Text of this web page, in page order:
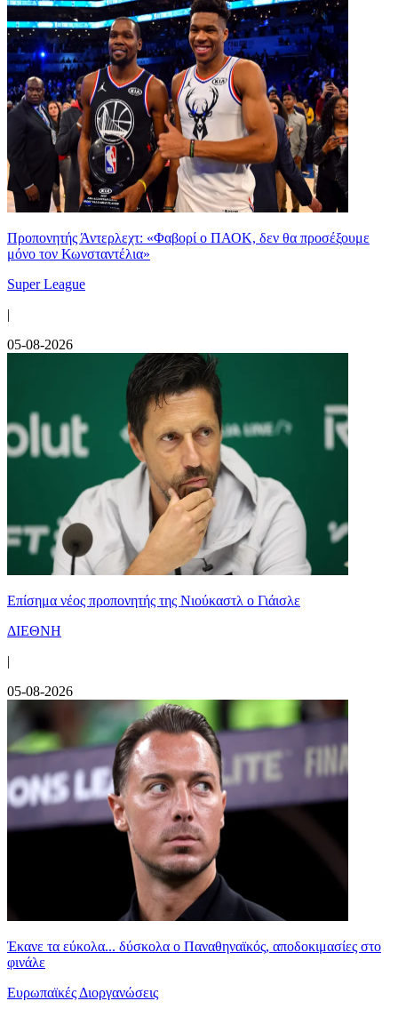
Προπονητής Άντερλεχτ: «Φαβορί ο ΠΑΟΚ, δεν θα προσέξουμε
μόνο τον Κωνσταντέλια»
Super League
|
05-08-2026
Επίσημα νέος προπονητής της Νιούκαστλ ο Γιάισλε
ΔΙΕΘΝΗ
|
05-08-2026
Έκανε τα εύκολα... δύσκολα ο Παναθηναϊκός, αποδοκιμασίες στο
φινάλε
Ευρωπαϊκές Διοργανώσεις